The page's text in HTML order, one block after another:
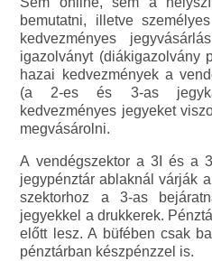
bemutatni, illetve
kedvezményes
igazolványt (diákigazolvány
hazai kedvezmények a
(a 2-es és 3-as
kedvezményes jegyeket
megvásárolni.
A vendégszektor a 3I és a
jegypénztár ablaknál várják
szektorhoz a 3-as
jegyekkel a drukkerek.
előtt lesz. A büfében csak
pénztárban készpénzzel is.